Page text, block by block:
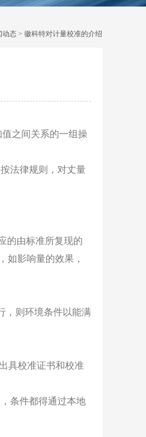
动态 > 徽科特对计量校准的介绍
之间关系的一组操
法律规则，对丈量
的由标准所复现的
如影响量的效果，
，则环境条件以能满
具校准证书和校准
条件都得通过本地